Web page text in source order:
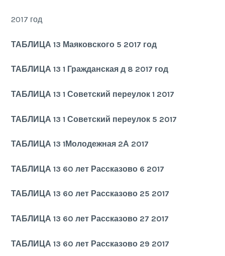
2017 год
ТАБЛИЦА 13 Маяковского 5 2017 год
ТАБЛИЦА 13 1 Гражданская д 8 2017 год
ТАБЛИЦА 13 1 Советский переулок 1 2017
ТАБЛИЦА 13 1 Советский переулок 5 2017
ТАБЛИЦА 13 1Молодежная 2А 2017
ТАБЛИЦА 13 60 лет Рассказово 6 2017
ТАБЛИЦА 13 60 лет Рассказово 25 2017
ТАБЛИЦА 13 60 лет Рассказово 27 2017
ТАБЛИЦА 13 60 лет Рассказово 29 2017